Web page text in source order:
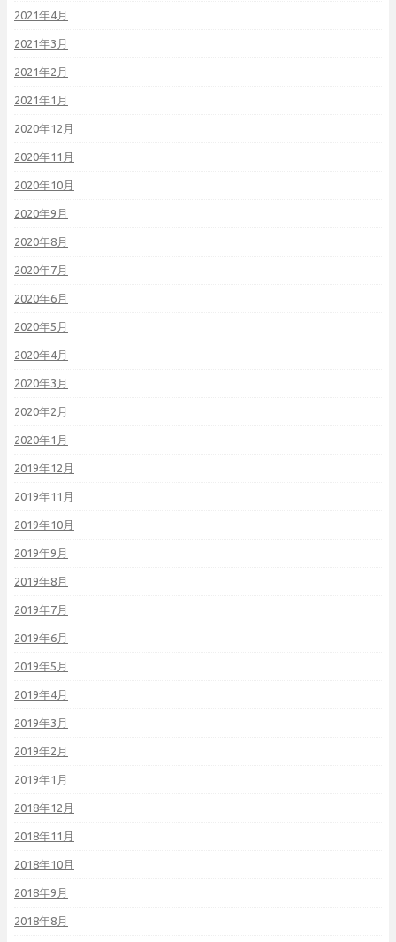
2021年4月
2021年3月
2021年2月
2021年1月
2020年12月
2020年11月
2020年10月
2020年9月
2020年8月
2020年7月
2020年6月
2020年5月
2020年4月
2020年3月
2020年2月
2020年1月
2019年12月
2019年11月
2019年10月
2019年9月
2019年8月
2019年7月
2019年6月
2019年5月
2019年4月
2019年3月
2019年2月
2019年1月
2018年12月
2018年11月
2018年10月
2018年9月
2018年8月